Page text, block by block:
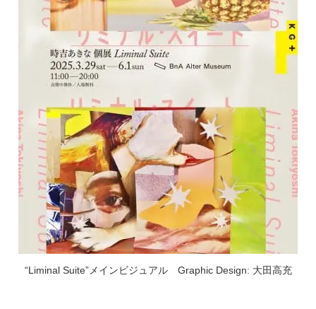
“Liminal Suite”メインビジュアル Graphic Design: 大田高充